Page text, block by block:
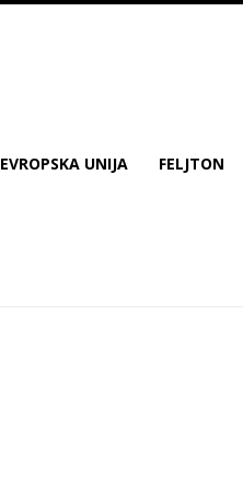
EVROPSKA UNIJA FELJTON